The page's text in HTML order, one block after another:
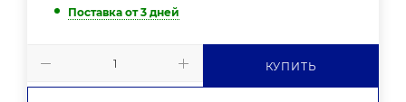
Поставка от 3 дней
КУПИТЬ